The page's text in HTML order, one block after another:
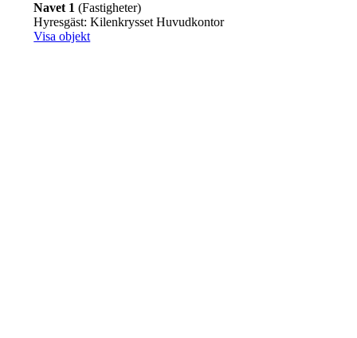
Navet 1 (Fastigheter)
Hyresgäst: Kilenkrysset Huvudkontor
Visa objekt